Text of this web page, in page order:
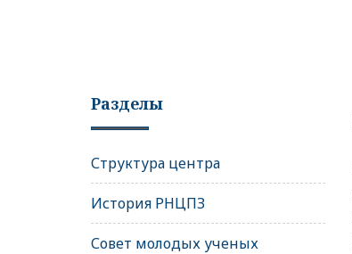
Разделы
Структура центра
История РНЦПЗ
Совет молодых ученых